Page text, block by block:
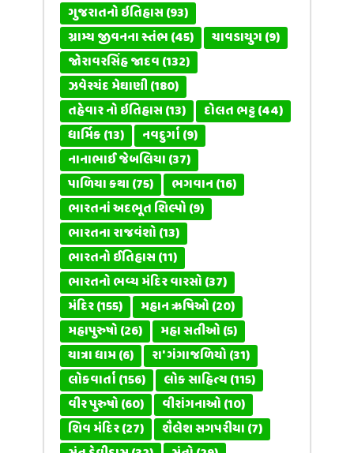
ગુજરાતનો ઇતિહાસ(93)
ગ્રામ્ય જીવનના સ્તંભ(45) ચાવડાયુગ(9)
જોરાવરસિંહ જાદવ(132)
ઝવેરચંદ મેઘાણી(180)
તહેવાર નો ઇતિહાસ(13) દોલત ભટ્ટ(44)
ધાર્મિક(13) નવદુર્ગા(9)
નાનાભાઈ જેબલિયા(37)
પાળિયા કથા(75) ભગવાન(16)
ભારતનાં અદભૂત શિલ્પો(9)
ભારતના રાજવંશો(13)
ભારતનો ઈતિહાસ(11)
ભારતનો ભવ્ય મંદિર વારસો(37)
મંદિર(155) મહાન ઋષિઓ(20)
મહાપુરુષો(26) મહા સતીઓ(5)
યાત્રા ધામ(6) રા' ગંગાજળિયો(31)
લોકવાર્તા(156) લોક સાહિત્ય(115)
વીર પુરુષો(60) વીરાંગનાઓ(10)
શિવ મંદિર(27) શૈલેશ સગપરીયા(7)